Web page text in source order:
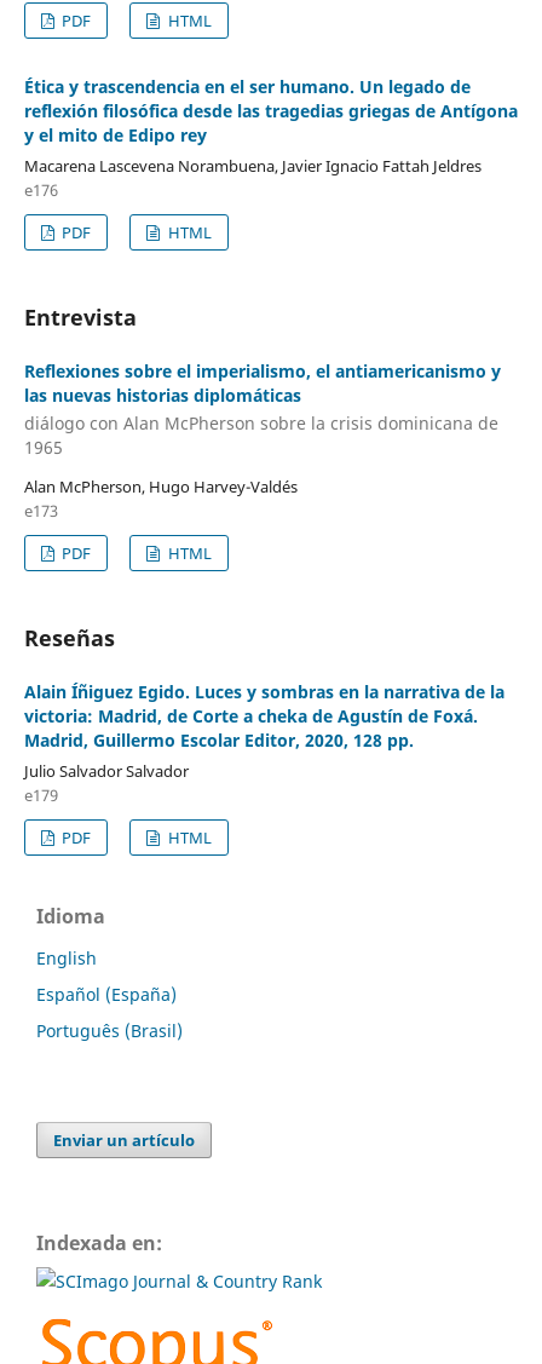
PDF
HTML
Ética y trascendencia en el ser humano. Un legado de
reflexión filosófica desde las tragedias griegas de Antígona
y el mito de Edipo rey
Macarena Lascevena Norambuena, Javier Ignacio Fattah Jeldres
e176
PDF
HTML
Entrevista
Reflexiones sobre el imperialismo, el antiamericanismo y
las nuevas historias diplomáticas
diálogo con Alan McPherson sobre la crisis dominicana de
1965
Alan McPherson, Hugo Harvey-Valdés
e173
PDF
HTML
Reseñas
Alain Íñiguez Egido. Luces y sombras en la narrativa de la
victoria: Madrid, de Corte a cheka de Agustín de Foxá.
Madrid, Guillermo Escolar Editor, 2020, 128 pp.
Julio Salvador Salvador
e179
PDF
HTML
Idioma
English
Español (España)
Português (Brasil)
Enviar un artículo
Indexada en: